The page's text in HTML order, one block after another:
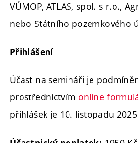
VÚMOP, ATLAS, spol. s r.o.,
nebo Státního pozemkového
Přihlášení
Účast na semináři je
prostřednictvím online
přihlášek je 10. listopadu